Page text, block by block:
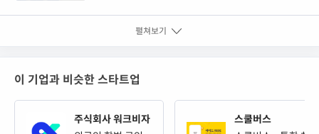
위기에 노출되어 신체적, 정신적 질병에 취약해진 십대여성을
펼쳐보기
이 기업과 비슷한 스타트업
주식회사 워크비자
스쿨버스